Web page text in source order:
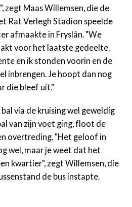
zegt Maas Willemsen, die de
Rat Verlegh Stadion speelde
afmaakte in Fryslân. "We
voor het laatste gedeelte.
en ik stonden voorin en de
inbrengen. Je hoopt dan nog
die bleef uit."
via de kruising wel geweldig
van zijn voet ging, floot de
overtreding. "Het geloof in
wel, maar je weet dat het
kwartier", zegt Willemsen, die
de bus instapte.